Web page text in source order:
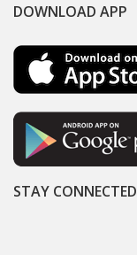
DOWNLOAD APP
STAY CONNECTED